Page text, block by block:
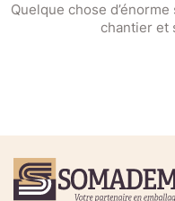
Quelque chose
chantier et